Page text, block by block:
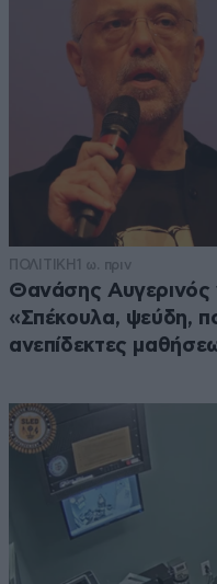
ΠΟΛΙΤΙΚΗ 1 ω. πριν
Θανάσης Αυγερινός
«Σπέκουλα, ψεύδη,
ανεπίδεκτες